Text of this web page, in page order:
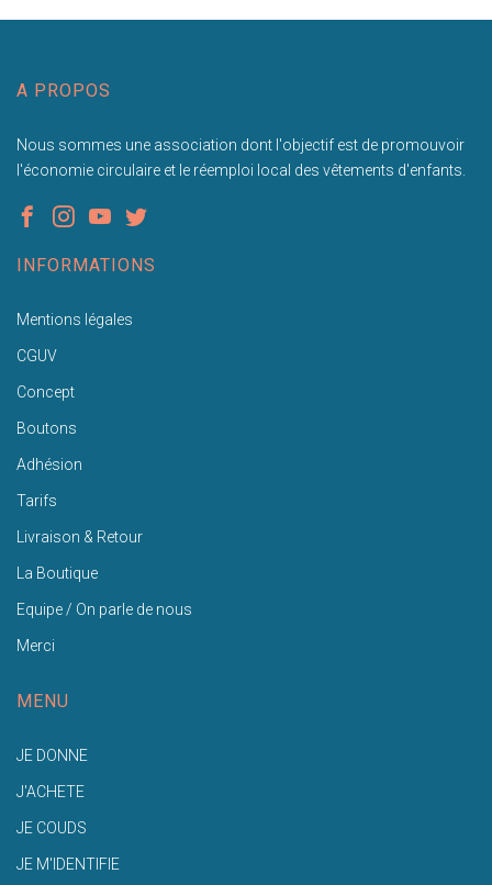
A PROPOS
Nous sommes une association dont l'objectif est de promouvoir
l'économie circulaire et le réemploi local des vêtements d'enfants.
INFORMATIONS
Mentions légales
CGUV
Concept
Boutons
Adhésion
Tarifs
Livraison & Retour
La Boutique
Equipe / On parle de nous
Merci
MENU
JE DONNE
J'ACHETE
JE COUDS
JE M'IDENTIFIE